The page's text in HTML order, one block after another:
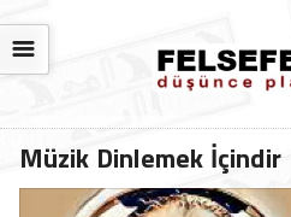
☰
Müzik Dinlemek İçindir